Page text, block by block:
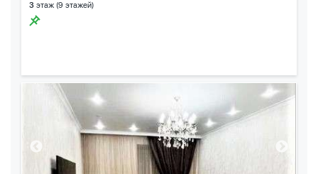
3 этаж (9 этажей)